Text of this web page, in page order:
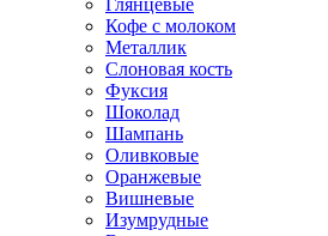
Глянцевые
Кофе с молоком
Металлик
Слоновая кость
Фуксия
Шоколад
Шампань
Оливковые
Оранжевые
Вишневые
Изумрудные